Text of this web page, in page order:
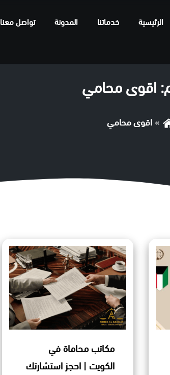
الرئيسية خدماتنا المدونة تواصل معنا
اقوى محامي
اقوى محامي
مكاتب محاماة في
الكويت | احجز استشارتك